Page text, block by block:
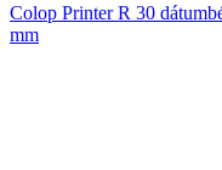
Colop Printer R 30
mm